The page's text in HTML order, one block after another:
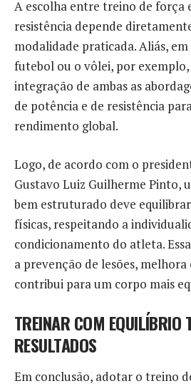
A escolha entre treino de força
resistência depende
modalidade praticada. Aliás,
futebol ou o vôlei, por exemplo,
integração de ambas as
de potência e de resistência
rendimento global.
Logo, de acordo com o
Gustavo Luiz Guilherme Pinto,
bem estruturado deve
físicas, respeitando a
condicionamento do atleta.
a prevenção de lesões, melhora
contribui para um corpo mais
TREINAR COM EQUILÍBRIO
RESULTADOS
Em conclusão, adotar o treino